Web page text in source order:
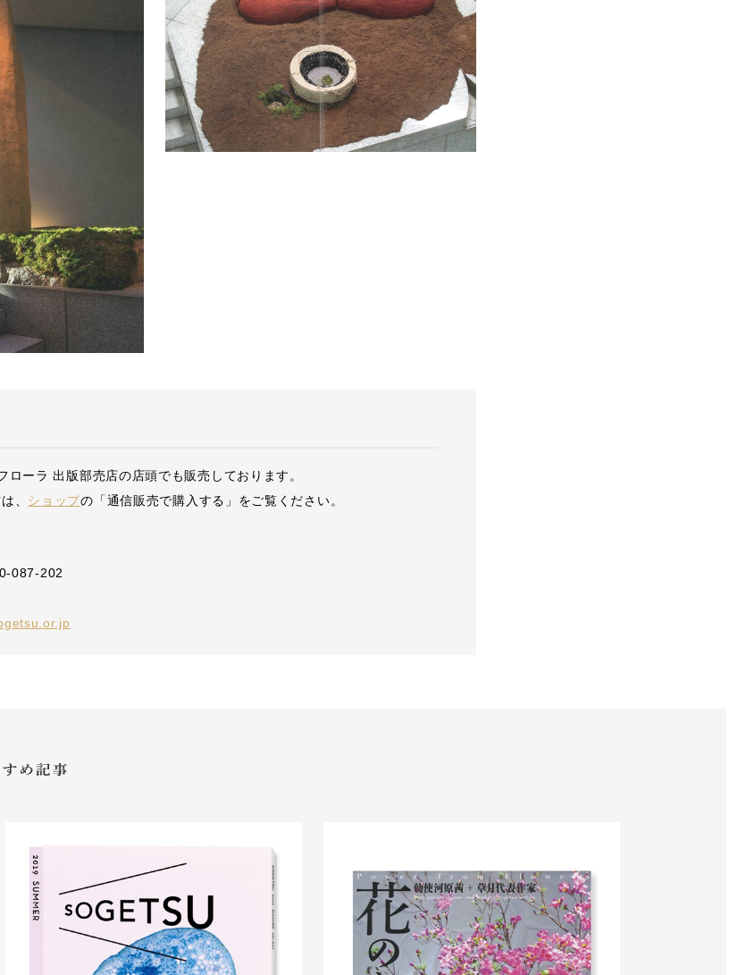
ローラ 出版部売店の店頭でも販売しております。
、 ショップの「通信販売で購入する」をご覧ください。
087-202